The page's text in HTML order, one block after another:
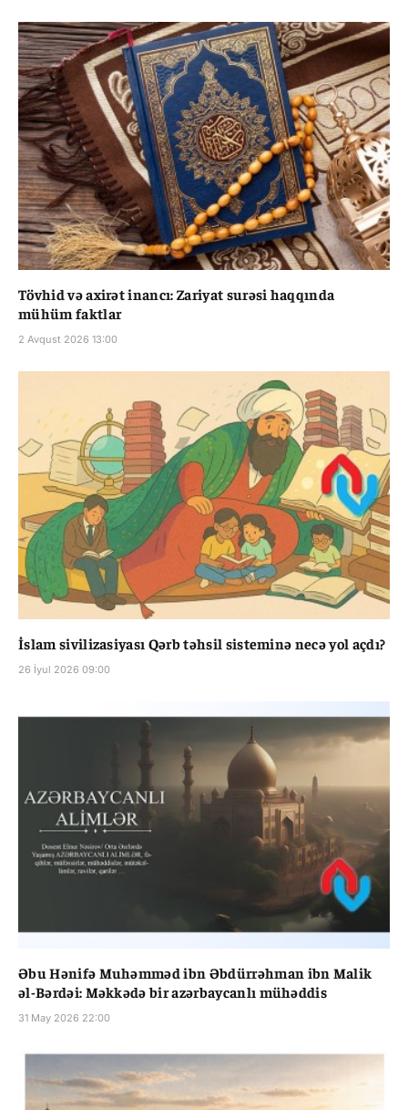
Tövhid və axirət inancı: Zariyat surəsi haqqında
mühüm faktlar
2 Avqust 2026 13:00
İslam sivilizasiyası Qərb təhsil sisteminə necə yol açdı?
26 İyul 2026 09:00
Əbu Hənifə Muhəmməd ibn Əbdürrəhman ibn Malik
əl-Bərdəi: Məkkədə bir azərbaycanlı mühəddis
31 May 2026 22:00